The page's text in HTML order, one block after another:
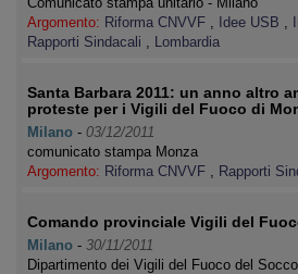
Argomento: Riforma CNVVF , Idee USB ,
Rapporti Sindacali , Lombardia
Santa Barbara 2011: un anno altro
proteste per i Vigili del Fuoco di
Milano - 03/12/2011
comunicato stampa Monza
Argomento: Riforma CNVVF , Rapporti
Comando provinciale Vigili del
Milano - 30/11/2011
Dipartimento dei Vigili del Fuoco del